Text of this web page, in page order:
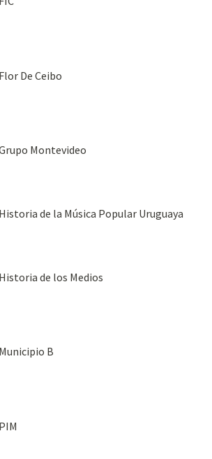
Flor De Ceibo
Montevideo
Historia de la Música Popular Uruguaya
Historia de los Medios
Municipio B
PIM